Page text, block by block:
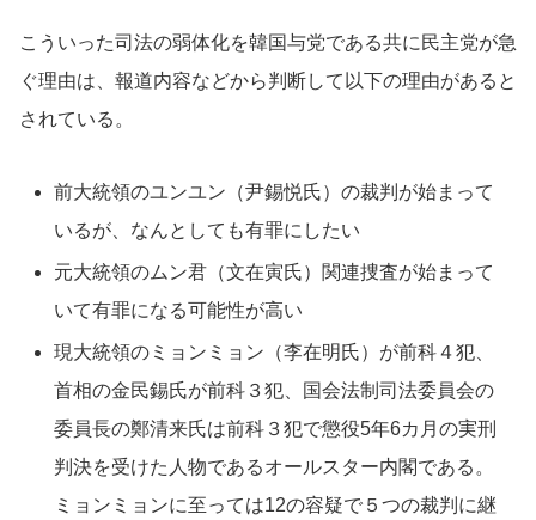
こういった司法の弱体化を韓国与党である共に民主党が急
ぐ理由は、報道内容などから判断して以下の理由があると
されている。
前大統領のユンユン（尹錫悦氏）の裁判が始まって
いるが、なんとしても有罪にしたい
元大統領のムン君（文在寅氏）関連捜査が始まって
いて有罪になる可能性が高い
現大統領のミョンミョン（李在明氏）が前科４犯、
首相の金民錫氏が前科３犯、国会法制司法委員会の
委員長の鄭清来氏は前科３犯で懲役5年6カ月の実刑
判決を受けた人物であるオールスター内閣である。
ミョンミョンに至っては12の容疑で５つの裁判に継